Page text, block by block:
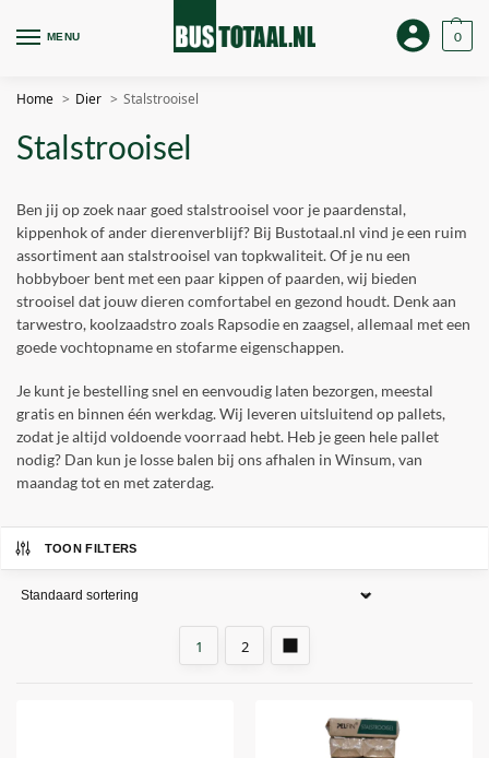
MENU 0
Home Dier Stalstrooisel
Stalstrooisel
Ben jij op zoek naar goed stalstrooisel voor je paardenstal,
kippenhok of ander dierenverblijf? Bij Bustotaal.nl vind je een ruim
assortiment aan stalstrooisel van topkwaliteit. Of je nu een
hobbyboer bent met een paar kippen of paarden, wij bieden
strooisel dat jouw dieren comfortabel en gezond houdt. Denk aan
tarwestro, koolzaadstro zoals Rapsodie en zaagsel, allemaal met een
goede vochtopname en stofarme eigenschappen.
Je kunt je bestelling snel en eenvoudig laten bezorgen, meestal
gratis en binnen één werkdag. Wij leveren uitsluitend op pallets,
zodat je altijd voldoende voorraad hebt. Heb je geen hele pallet
nodig? Dan kun je losse balen bij ons afhalen in Winsum, van
maandag tot en met zaterdag.
TOON FILTERS
1 2